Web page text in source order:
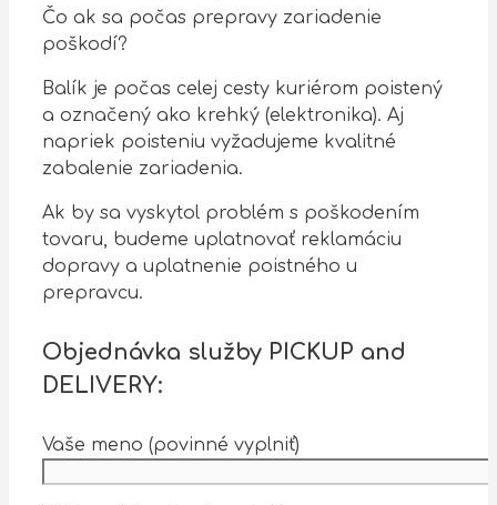
Čo ak sa počas prepravy zariadenie
poškodí?
Balík je počas celej cesty kuriérom poistený
a označený ako krehký (elektronika). Aj
napriek poisteniu vyžadujeme kvalitné
zabalenie zariadenia.
Ak by sa vyskytol problém s poškodením
tovaru, budeme uplatnovať reklamáciu
dopravy a uplatnenie poistného u
prepravcu.
Objednávka služby PICKUP and
DELIVERY:
Vaše meno (povinné vyplniť)